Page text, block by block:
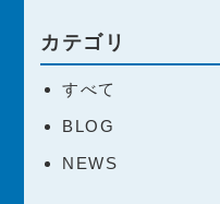
カテゴリ
すべて
BLOG
NEWS